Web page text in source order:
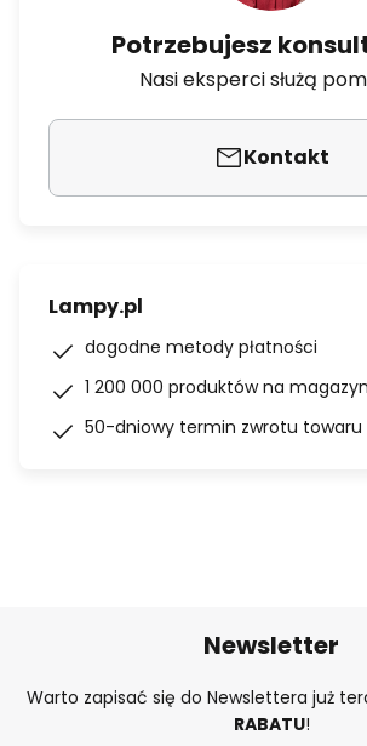
Potrzebujesz
Nasi eksperci służą
Kontakt
Lampy.pl
dogodne metody płatności
1 200 000 produktów na
50-dniowy termin zwrotu towaru
Newsletter
Warto zapisać się do Newslettera już
RABATU!